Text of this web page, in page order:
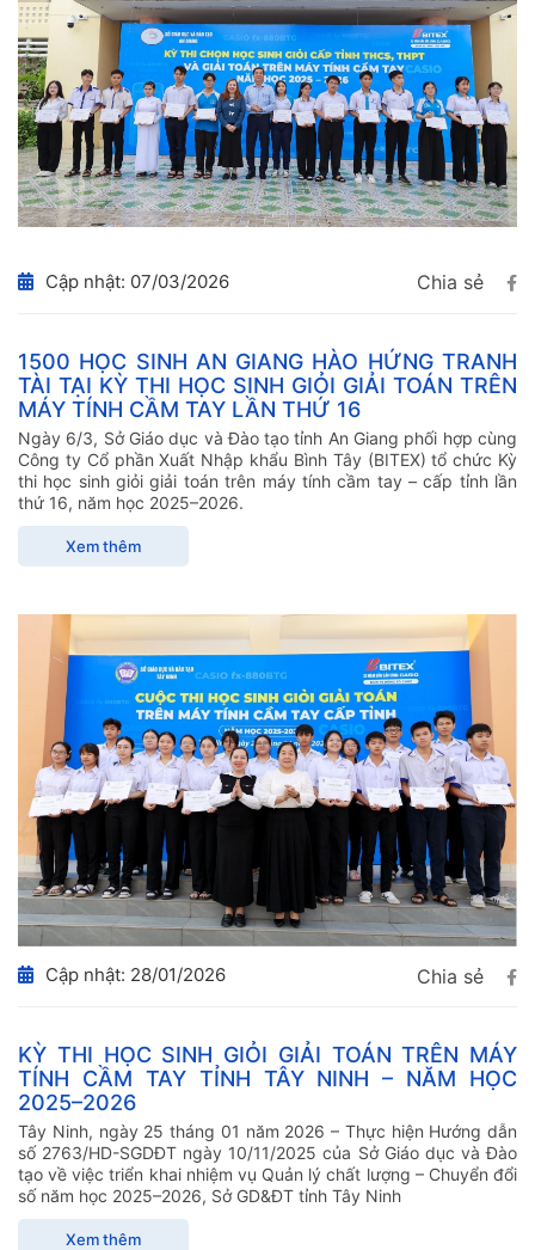
Cập nhật: 07/03/2026 Chia sẻ
1500 HỌC SINH AN GIANG HÀO HỨNG TRANH
TÀI TẠI KỲ THI HỌC SINH GIỎI GIẢI TOÁN TRÊN
MÁY TÍNH CẦM TAY LẦN THỨ 16
Ngày 6/3, Sở Giáo dục và Đào tạo tỉnh An Giang phối hợp cùng
Công ty Cổ phần Xuất Nhập khẩu Bình Tây (BITEX) tổ chức Kỳ
thi học sinh giỏi giải toán trên máy tính cầm tay – cấp tỉnh lần
thứ 16, năm học 2025–2026.
Xem thêm
Cập nhật: 28/01/2026 Chia sẻ
KỲ THI HỌC SINH GIỎI GIẢI TOÁN TRÊN MÁY
TÍNH CẦM TAY TỈNH TÂY NINH – NĂM HỌC
2025–2026
Tây Ninh, ngày 25 tháng 01 năm 2026 – Thực hiện Hướng dẫn
số 2763/HD-SGDĐT ngày 10/11/2025 của Sở Giáo dục và Đào
tạo về việc triển khai nhiệm vụ Quản lý chất lượng – Chuyển đổi
số năm học 2025–2026, Sở GD&ĐT tỉnh Tây Ninh
Xem thêm